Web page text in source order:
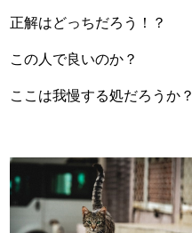
正解はどっちだろう！？
この人で良いのか？
ここは我慢する処だろうか？